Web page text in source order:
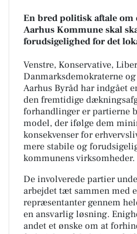
En bred politisk aftale
Aarhus Kommune skal
forudsigelighed for det
Venstre, Konservative,
Danmarksdemokraterne
Aarhus Byråd har indgået
den fremtidige
forhandlinger er partierne
model, der ifølge dem
konsekvenser for
mere stabile og
kommunens virksomheder.
De involverede partier
arbejdet tæt sammen med
repræsentanter gennem
en ansvarlig løsning.
andet et ønske om at